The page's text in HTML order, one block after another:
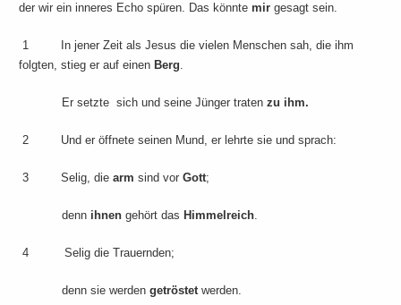
der wir ein inneres Echo spüren. Das könntemir gesagt sein.
1 In jener Zeit als Jesus die vielen Menschen sah, die ihm
folgten, stieg er auf einen Berg.
Er setzte sich und seine Jünger tratenzu ihm.
2 Und er öffnete seinen Mund, er lehrte sie und sprach:
3 Selig, diearm sind vorGott;
denn ihnen gehört das Himmelreich.
4 Selig die Trauernden;
denn sie werdengetröstetwerden.